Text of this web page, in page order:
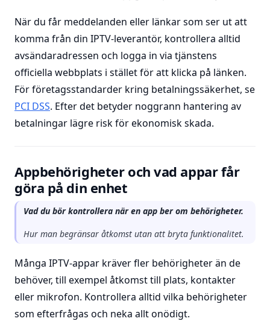
När du får meddelanden eller länkar som ser ut att
komma från din IPTV-leverantör, kontrollera alltid
avsändaradressen och logga in via tjänstens
officiella webbplats i stället för att klicka på länken.
För företagsstandarder kring betalningssäkerhet, se
PCI DSS. Efter det betyder noggrann hantering av
betalningar lägre risk för ekonomisk skada.
Appbehörigheter och vad appar får
göra på din enhet
Vad du bör kontrollera när en app ber om behörigheter.
Hur man begränsar åtkomst utan att bryta funktionalitet.
Många IPTV-appar kräver fler behörigheter än de
behöver, till exempel åtkomst till plats, kontakter
eller mikrofon. Kontrollera alltid vilka behörigheter
som efterfrågas och neka allt onödigt.